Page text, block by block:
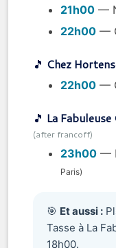
21h00 —
22h00 —
🎵 Chez
22h00 —
🎵 La Fabuleuse
(after francoff)
23h00 —
Paris)
🎯 Et aussi :
Tasse à La
18h00.